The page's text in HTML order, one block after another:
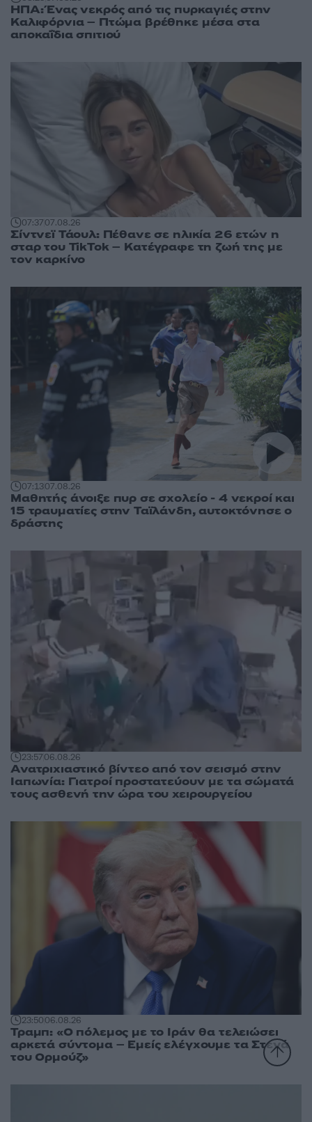
ΗΠΑ: Ένας νεκρός από τις πυρκαγιές στην
Καλιφόρνια – Πτώμα βρέθηκε μέσα στα
αποκαΐδια σπιτιού
07:3707.08.26
Σίντνεϊ Τάουλ: Πέθανε σε ηλικία 26 ετών η
σταρ του TikTok – Kατέγραφε τη ζωή της με
τον καρκίνο
07:1307.08.26
Μαθητής άνοιξε πυρ σε σχολείο - 4 νεκροί και
15 τραυματίες στην Ταϊλάνδη, αυτοκτόνησε ο
δράστης
23:5706.08.26
Ανατριχιαστικό βίντεο από τον σεισμό στην
Ιαπωνία: Γιατροί προστατεύουν με τα σώματά
τους ασθενή την ώρα του χειρουργείου
23:5006.08.26
Τραμπ: «Ο πόλεμος με το Ιράν θα τελειώσει
αρκετά σύντομα – Εμείς ελέγχουμε τα Στενά
του Ορμούζ»